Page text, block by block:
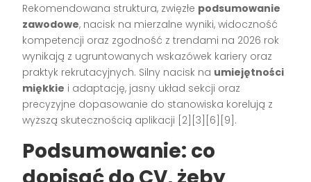
Rekomendowana struktura, zwięzłe podsumowanie
zawodowe, nacisk na mierzalne wyniki, widoczność
kompetencji oraz zgodność z trendami na 2026 rok
wynikają z ugruntowanych wskazówek kariery oraz
praktyk rekrutacyjnych. Silny nacisk na umiejętności
miękkie i adaptację, jasny układ sekcji oraz
precyzyjne dopasowanie do stanowiska korelują z
wyższą skutecznością aplikacji [2][3][6][9].
Podsumowanie: co